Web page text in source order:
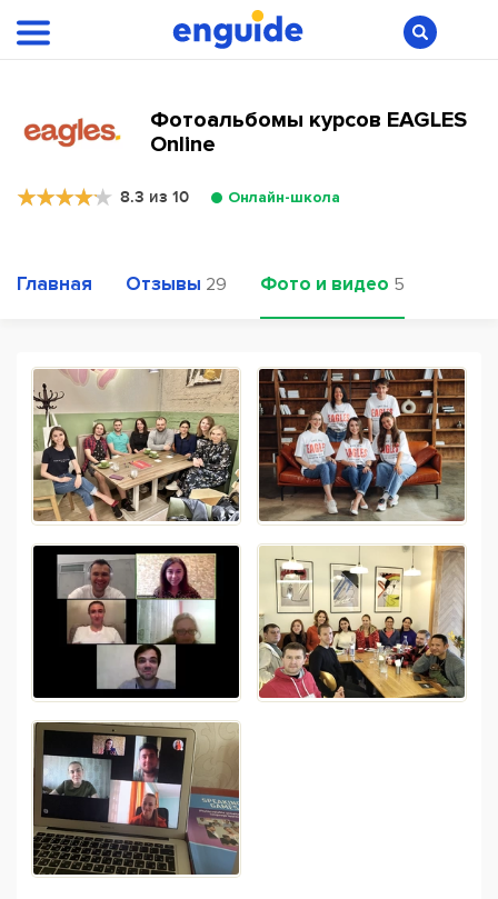
Фотоальбомы курсов EAGLES
Online
8.3 из 10 Онлайн-школа
Главная Отзывы 29 Фото и видео 5